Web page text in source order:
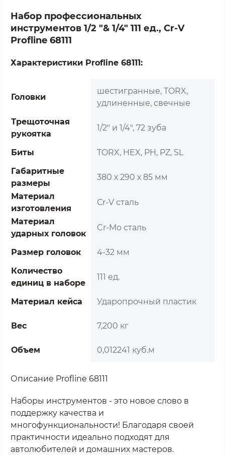
Набор профессиональных
инструментов 1/2 "& 1/4" 111 ед., Cr-V
Profline 68111
Характеристики Profline 68111:
Головки
шестигранные, TORX,
удлиненные, свечные
Трещоточная
рукоятка
1/2" и 1/4", 72 зуба
Биты
TORX, HEX, PH, PZ, SL
Габаритные
размеры
380 х 290 х 85 мм
Материал
изготовления
Сr-V сталь
Материал
ударных головок
Cr-Mo сталь
Размер головок
4-32 мм
Количество
единиц в наборе
111 ед.
Материал кейса Ударопрочный пластик
Вес 7,200 кг
Объем 0,012241 куб.м
Описание Profline 68111
Наборы инструментов - это новое слово в
поддержку качества и
многофункциональности! Благодаря своей
практичности идеально подходят для
автолюбителей и домашних мастеров.